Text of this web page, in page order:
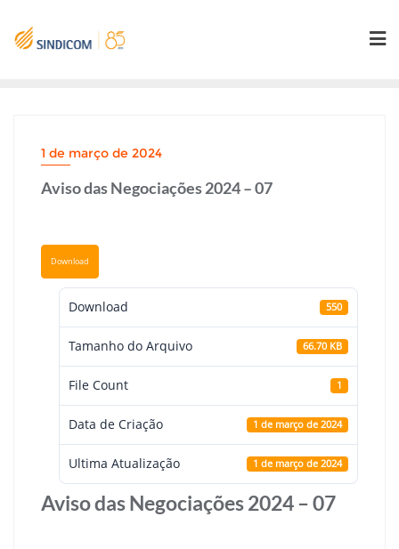
content
1 de março de 2024
Aviso das Negociações 2024 – 07
Download
Download 550
Tamanho do Arquivo 66.70 KB
File Count 1
Data de Criação 1 de março de 2024
Ultima Atualização 1 de março de 2024
Aviso das Negociações 2024 – 07